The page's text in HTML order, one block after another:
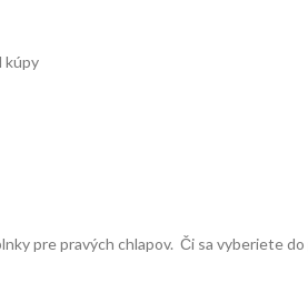
kúpy
pre pravých chlapov. Či sa vyberiete